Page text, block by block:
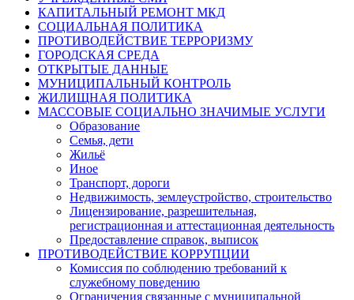
КАПИТАЛЬНЫЙ РЕМОНТ МКД
СОЦИАЛЬНАЯ ПОЛИТИКА
ПРОТИВОДЕЙСТВИЕ ТЕРРОРИЗМУ
ГОРОДСКАЯ СРЕДА
ОТКРЫТЫЕ ДАННЫЕ
МУНИЦИПАЛЬНЫЙ КОНТРОЛЬ
ЖИЛИЩНАЯ ПОЛИТИКА
МАССОВЫЕ СОЦИАЛЬНО ЗНАЧИМЫЕ УСЛУГИ
Образование
Семья, дети
Жильё
Иное
Транспорт, дороги
Недвижимость, землеустройство, строительство
Лицензирование, разрешительная,
регистрационная и аттестационная деятельность
Предоставление справок, выписок
ПРОТИВОДЕЙСТВИЕ КОРРУПЦИИ
Комиссия по соблюдению требований к
служебному поведению
Ограничения связанные с муниципальной